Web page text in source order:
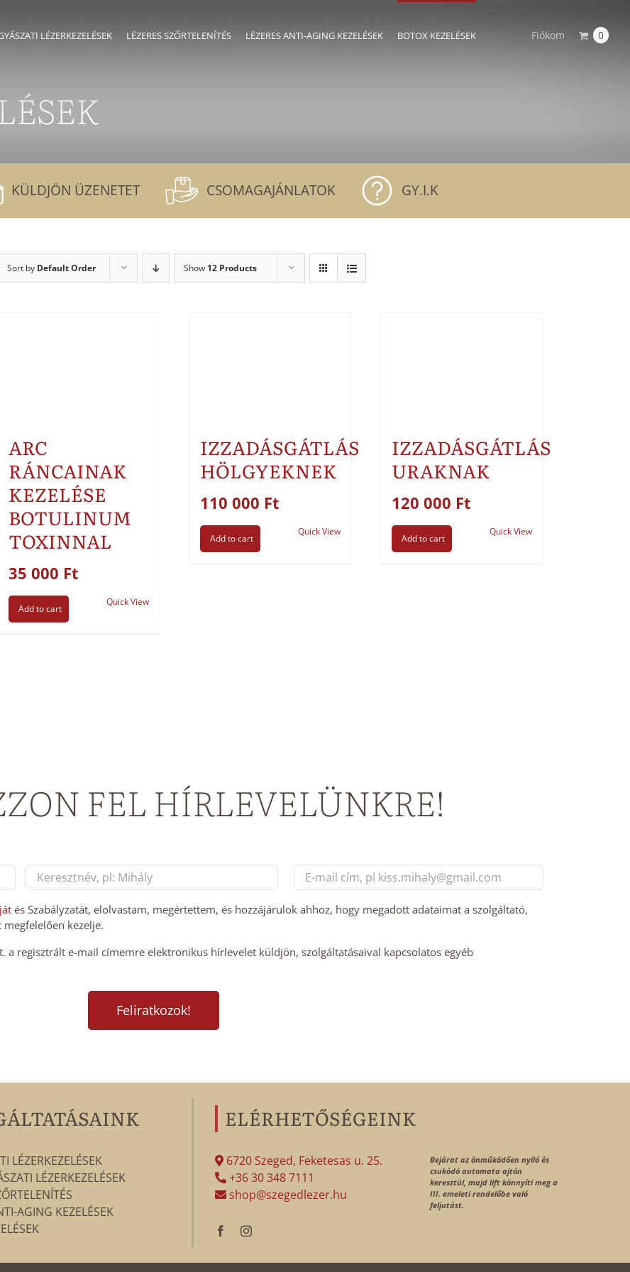
LÉZERKEZELÉSEK LÉZERES SZŐRTELENÍTÉS LÉZERES ANTI-AGING KEZELÉSEK BOTOX KEZELÉSEK Fiókom 0
KÜLDJÖN ÜZENETET CSOMAGAJÁNLATOK GY.I.K
Sort by Default Order Show 12 Products
ARC
RÁNCAINAK
KEZELÉSE
BOTULINUM
TOXINNAL
35 000 Ft
Add to cart
Quick View
IZZADÁSGÁTLÁS
HÖLGYEKNEK
110 000 Ft
Add to cart
Quick View
IZZADÁSGÁTLÁS
URAKNAK
120 000 Ft
Add to cart
Quick View
FEL HÍRLEVELÜNKRE!
mail
cím
és Szabályzatát, elolvastam, megértettem, és hozzájárulok ahhoz, hogy megadott adataimat a szolgáltató,
kezelje.
a regisztrált e-mail címemre elektronikus hírlevelet küldjön, szolgáltatásaival kapcsolatos egyéb
LÉZERKEZELÉSEK
LÉZERKEZELÉSEK
AGING KEZELÉSEK
ELÉRHETŐSÉGEINK
6720 Szeged, Feketesas u. 25.
+36 30 348 7111
shop@szegedlezer.hu
Bejárat az önműködően nyíló és
csukódó automata ajtón
keresztül, majd lift könnyíti meg a
III. emeleti rendelőbe való
feljutást.